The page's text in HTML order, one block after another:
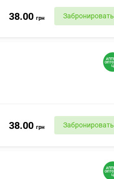
38.00 грн Забронировать
38.00 грн Забронировать